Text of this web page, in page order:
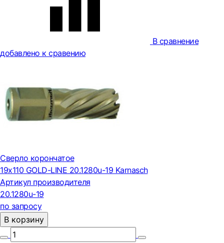
В сравнение
добавлено к сравению
Сверло корончатое
19х110 GOLD-LINE 20.1280u-19 Karnasch
Артикул производителя
20.1280u-19
по запросу
В корзину